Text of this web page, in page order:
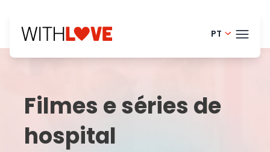
PT
English -
Filmes e séries de
hospital